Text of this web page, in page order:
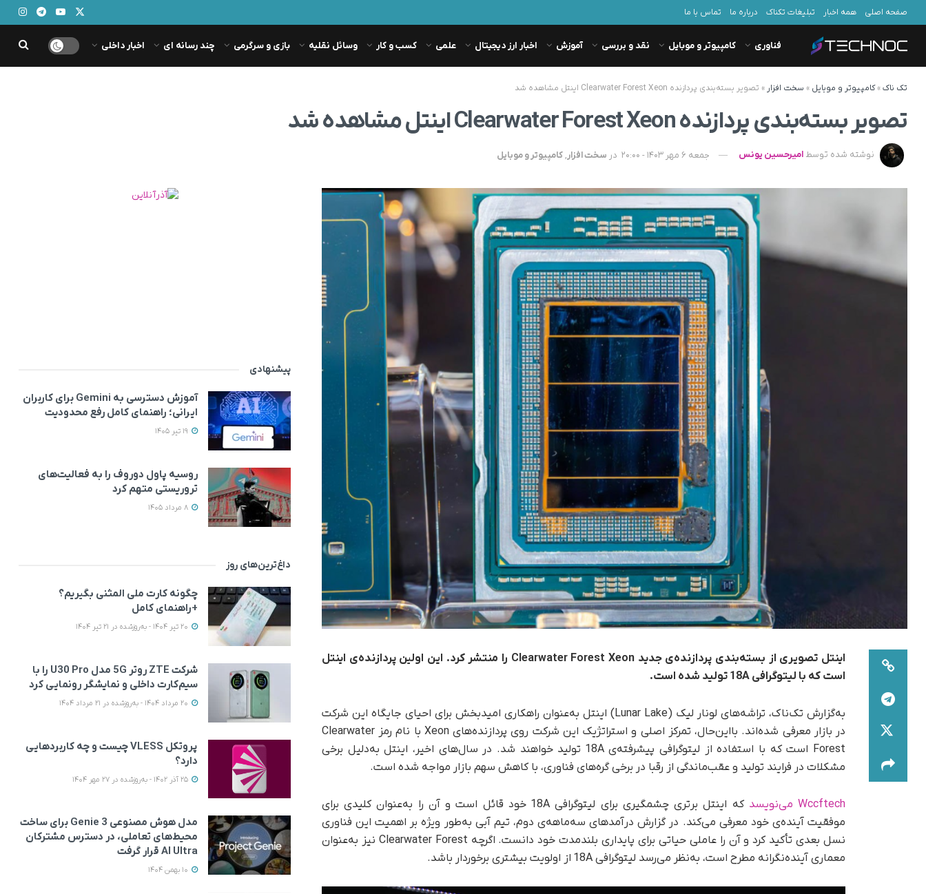
صفحه اصلی همه اخبار تبلیغات تکناک درباره ما تماس با ما
فناوری کامپیوتر و موبایل نقد و بررسی آموزش اخبار ارز دیجیتال علمی کسب و کار وسائل نقلیه بازی و سرگرمی چند رسانه ای اخبار داخلی
تک ناک»کامپیوتر و موبایل » سخت افزار » تصویر بسته‌بندی پردازنده Clearwater Forest Xeon اینتل مشاهده شد
تصویر بسته‌بندی پردازنده Clearwater Forest Xeon اینتل مشاهده شد
نوشته شده توسط امیرحسین یونس جمعه 6 مهر 1403 - 20:00 در سخت افزار,کامپیوتر و موبایل
اینتل تصویری از بسته‌‌بندی پردازنده‌‌ی جدید Clearwater Forest Xeon را منتشر کرد. این اولین پردازنده‌ی اینتل
است که با لیتوگرافی 18A تولید شده است.
به‌گزارش تک‌ناک، تراشه‌های لونار لیک (Lunar Lake) اینتل به‌عنوان راهکاری امیدبخش برای احیای جایگاه این شرکت
در بازار معرفی شده‌اند. با‌این‌حال، تمرکز اصلی و استراتژیک این شرکت روی پردازنده‌های Xeon با نام رمز Clearwater
Forest است که با استفاده از لیتوگرافی پیشرفته‌ی 18A
تولید خواهند شد. در سال‌های اخیر، اینتل به‌دلیل برخی
مشکلات در فرایند تولید و عقب‌ماندگی از رقبا در برخی گره‌های فناوری، با کاهش سهم بازار مواجه شده است.
Wccftech می‌نویسد که اینتل برتری چشمگیری برای لیتوگرافی 18A
خود قائل است و آن را به‌عنوان کلیدی برای
موفقیت آینده‌ی خود معرفی می‌کند. در گزارش درآمدهای سه‌ماهه‌ی دوم، تیم آبی به‌طور ویژه بر اهمیت این فناوری
نسل بعدی تأکید کرد و آن را عاملی حیاتی برای پایداری بلندمدت خود دانست. اگرچه Clearwater Forest نیز به‌عنوان
معماری آینده‌نگرانه مطرح است، به‌نظر می‌رسد لیتوگرافی 18A
از اولویت بیشتری برخوردار باشد.
پیشنهادی
آموزش دسترسی به Gemini برای کاربران
ایرانی؛ راهنمای کامل رفع محدودیت
روسیه پاول دوروف را به فعالیت‌های
تروریستی متهم کرد
داغ‌ترین‌های روز
چگونه کارت ملی المثنی بگیریم؟
+راهنمای کامل
شرکت ZTE روتر 5G مدل U30 Pro را با
سیم‌کارت داخلی و نمایشگر رونمایی کرد
پروتکل VLESS چیست و چه کاربردهایی
دارد؟
مدل هوش مصنوعی Genie 3 برای ساخت
محیط‌های تعاملی، در دسترس مشترکان
AI Ultra قرار گرفت